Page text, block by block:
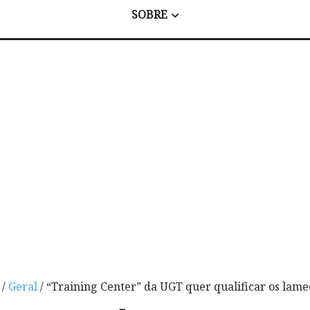
SOBRE
Geral/ “Training Center” da UGT quer qualificar os